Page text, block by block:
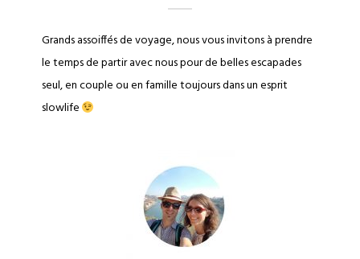
Grands assoiffés de voyage, nous vous invitons à prendre
le temps de partir avec nous pour de belles escapades
seul, en couple ou en famille toujours dans un esprit
slowlife